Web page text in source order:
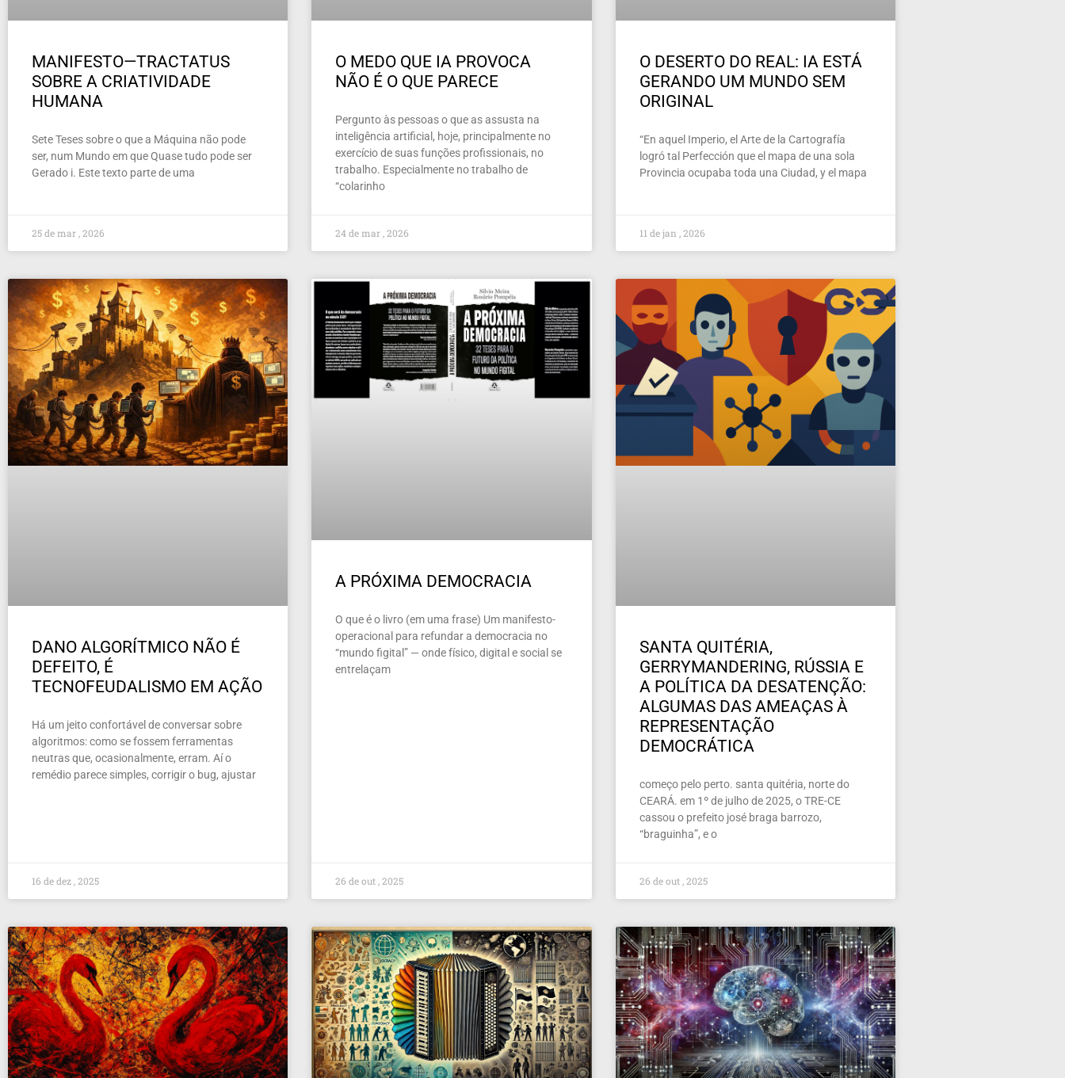
MANIFESTO—TRACTATUS
SOBRE A CRIATIVIDADE
HUMANA
Sete Teses sobre o que a Máquina não pode
ser, num Mundo em que Quase tudo pode ser
Gerado i. Este texto parte de uma
25 de mar , 2026
O MEDO QUE IA PROVOCA
NÃO É O QUE PARECE
Pergunto às pessoas o que as assusta na
inteligência artificial, hoje, principalmente no
exercício de suas funções profissionais, no
trabalho. Especialmente no trabalho de
“colarinho
24 de mar , 2026
O DESERTO DO REAL: IA ESTÁ
GERANDO UM MUNDO SEM
ORIGINAL
“En aquel Imperio, el Arte de la Cartografía
logró tal Perfección que el mapa de una sola
Provincia ocupaba toda una Ciudad, y el mapa
11 de jan , 2026
DANO ALGORÍTMICO NÃO É
DEFEITO, É
TECNOFEUDALISMO EM AÇÃO
Há um jeito confortável de conversar sobre
algoritmos: como se fossem ferramentas
neutras que, ocasionalmente, erram. Aí o
remédio parece simples, corrigir o bug, ajustar
16 de dez , 2025
A PRÓXIMA DEMOCRACIA
O que é o livro (em uma frase) Um manifesto-
operacional para refundar a democracia no
“mundo figital” — onde físico, digital e social se
entrelaçam
26 de out , 2025
SANTA QUITÉRIA,
GERRYMANDERING, RÚSSIA E
A POLÍTICA DA DESATENÇÃO:
ALGUMAS DAS AMEAÇAS À
REPRESENTAÇÃO
DEMOCRÁTICA
começo pelo perto. santa quitéria, norte do
CEARÁ. em 1º de julho de 2025, o TRE-CE
cassou o prefeito josé braga barrozo,
“braguinha”, e o
26 de out , 2025